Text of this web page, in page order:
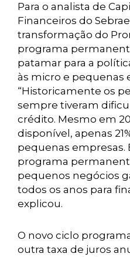
Para o analista de
Financeiros do
transformação do
programa
patamar para a
às micro e pequenas
“Historicamente os
sempre tiveram
crédito. Mesmo em
disponível, apenas
pequenas empresas.
programa
pequenos negócios
todos os anos para
explicou.
O novo ciclo
outra taxa de juros